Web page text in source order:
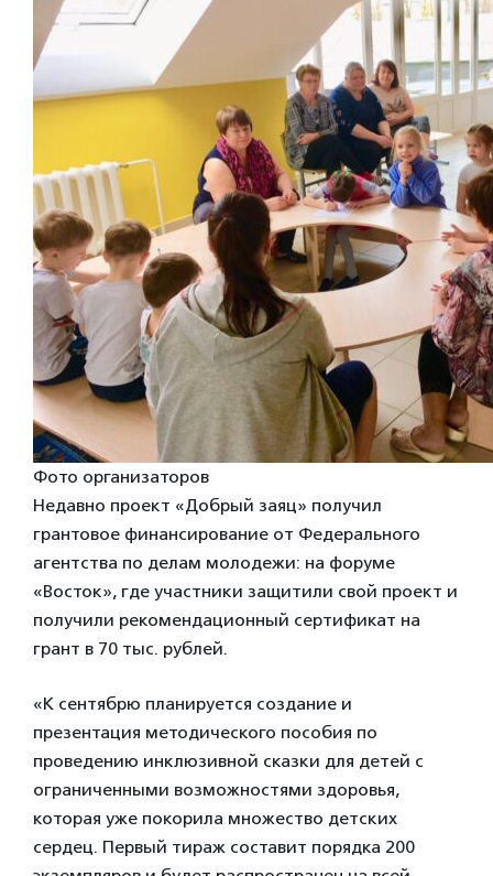
Фото организаторов
Недавно проект «Добрый заяц» получил
грантовое финансирование от Федерального
агентства по делам молодежи: на форуме
«Восток», где участники защитили свой проект и
получили рекомендационный сертификат на
грант в 70 тыс. рублей.
«К сентябрю планируется создание и
презентация методического пособия по
проведению инклюзивной сказки для детей с
ограниченными возможностями здоровья,
которая уже покорила множество детских
сердец. Первый тираж составит порядка 200